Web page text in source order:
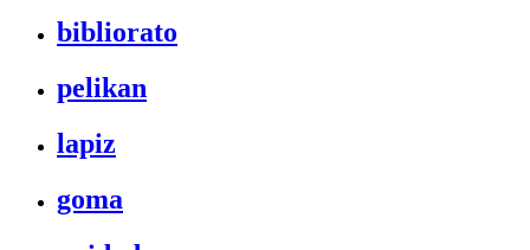
bibliorato
pelikan
lapiz
goma